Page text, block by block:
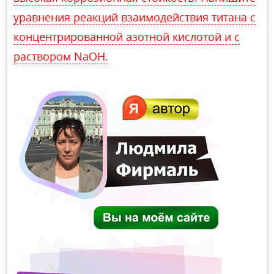
уравнения реакций взаимодействия титана с
концентрированной азотной кислотой и с
раствором NaOH.